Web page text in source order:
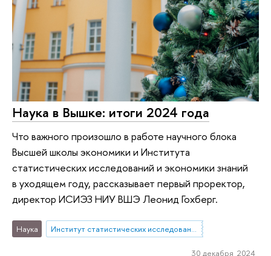
Наука в Вышке: итоги 2024 года
Что важного произошло в работе научного блока
Высшей школы экономики и Института
статистических исследований и экономики знаний
в уходящем году, рассказывает первый проректор,
директор ИСИЭЗ НИУ ВШЭ Леонид Гохберг.
Наука Институт статистических исследований и экономики знаний
30 декабря 2024